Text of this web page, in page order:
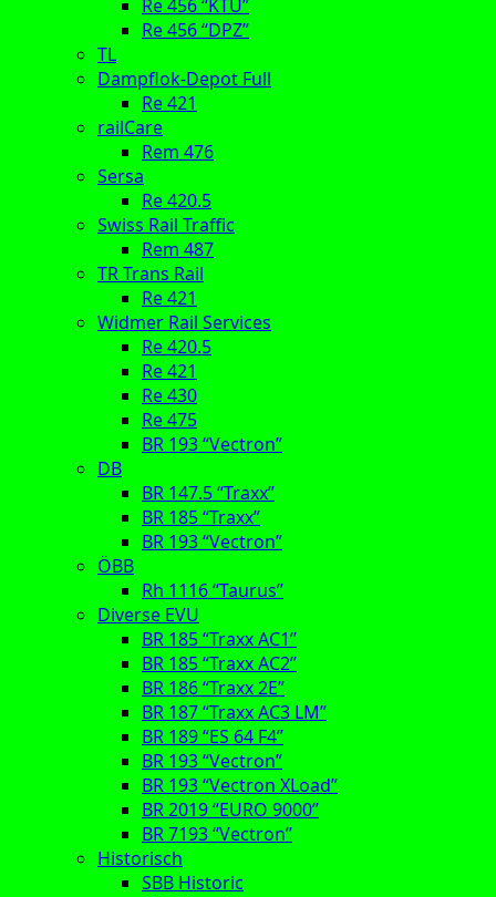
Re 456 “KTU”
Re 456 “DPZ”
TL
Dampflok-Depot Full
Re 421
railCare
Rem 476
Sersa
Re 420.5
Swiss Rail Traffic
Rem 487
TR Trans Rail
Re 421
Widmer Rail Services
Re 420.5
Re 421
Re 430
Re 475
BR 193 “Vectron”
DB
BR 147.5 “Traxx”
BR 185 “Traxx”
BR 193 “Vectron”
ÖBB
Rh 1116 “Taurus”
Diverse EVU
BR 185 “Traxx AC1”
BR 185 “Traxx AC2”
BR 186 “Traxx 2E”
BR 187 “Traxx AC3 LM”
BR 189 “ES 64 F4”
BR 193 “Vectron”
BR 193 “Vectron XLoad”
BR 2019 “EURO 9000”
BR 7193 “Vectron”
Historisch
SBB Historic